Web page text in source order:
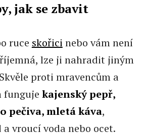
jak se zbavit
ruce skořici nebo vám není
lze ji nahradit jiným
proti mravencům a
funguje kajenský pepř,
pečiva, mletá káva,
vroucí voda nebo ocet.